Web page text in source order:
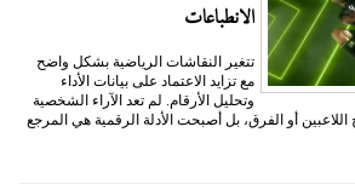
الانطباعات
تتغير النقاشات الرياضية بشكل واضح
مع تزايد الاعتماد على بيانات الأداء
وتحليل الأرقام. لم تعد الآراء الشخصية
اللاعبين أو الفرق، بل أصبحت الأدلة الرقمية هي المرجع